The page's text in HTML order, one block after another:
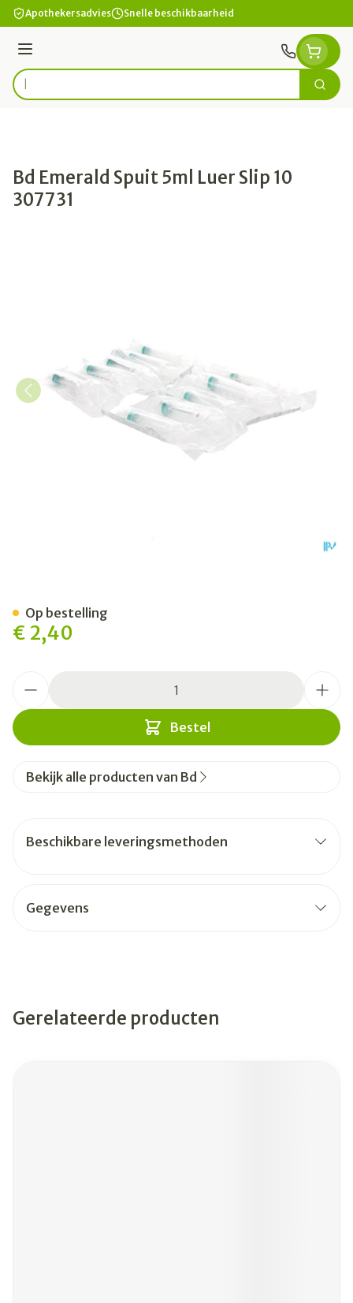
Ga naar de inhoud
Apothekersadvies Snelle beschikbaarheid
Menu
Product, merk, categorie... Zoek
Bd Emerald Spuit 5ml Luer Slip 10
307731
€ 2,40
Bestel
Op bestelling
Bekijk alle producten van Bd
Beschikbare leveringsmethoden
Gegevens
Gerelateerde producten